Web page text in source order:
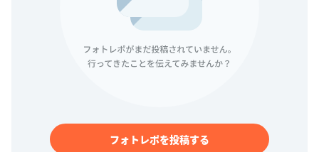
フォトレポを投稿する